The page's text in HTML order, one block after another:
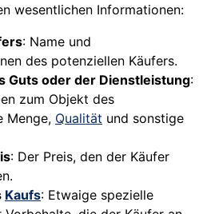
wesentlichen Informationen:
: Name und
des potenziellen Käufers.
Guts oder der Dienstleistung:
zum Objekt des
Menge, Qualität und sonstige
: Der Preis, den der Käufer
Kaufs: Etwaige spezielle